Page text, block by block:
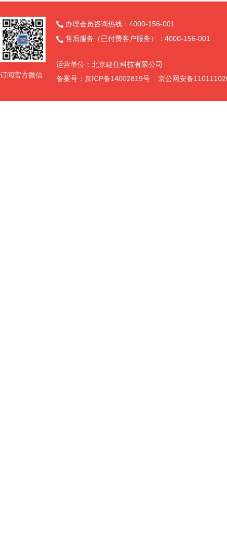
订阅官方微信
 办理会员咨询热线：4000-156-001
 售后服务（已付费客户服务）：4000-156-001
运营单位：北京建住科技有限公司
备案号：京ICP备14002819号 京公网安备